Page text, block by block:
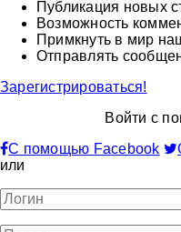
Публикация новых
Возможность
Примкнуть в мир
Отправлять
Зарегистрироваться!
Войти с
С помощью Facebook
или